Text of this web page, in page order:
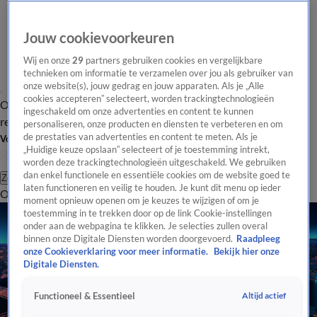
Overzicht Laatste nieuws Regionieuws Het beste van Hart
Tip de
redactie
Volg Hart van Nederland
Zoeken
OverzichtRegioUitzendingenWeerTip de redactiePanelVideo's
Jouw cookievoorkeuren
Wij en onze29 partners gebruiken cookies en vergelijkbare
technieken om informatie te verzamelen over jou als gebruiker van
onze website(s), jouw gedrag en jouw apparaten. Als je „Alle
cookies accepteren” selecteert, worden trackingtechnologieën
ingeschakeld om onze advertenties en content te kunnen
personaliseren, onze producten en diensten te verbeteren en om
de prestaties van advertenties en content te meten. Als je
„Huidige keuze opslaan” selecteert of je toestemming intrekt,
worden deze trackingtechnologieën uitgeschakeld. We gebruiken
dan enkel functionele en essentiële cookies om de website goed te
laten functioneren en veilig te houden. Je kunt dit menu op ieder
moment opnieuw openen om je keuzes te wijzigen of om je
toestemming in te trekken door op de link Cookie-instellingen
onder aan de webpagina te klikken. Je selecties zullen overal
binnen onze Digitale Diensten worden doorgevoerd. Raadpleeg
onze Cookieverklaring voor meer informatie.
Bekijk hier onze
Digitale Diensten.
Functioneel & Essentieel Altijd actief